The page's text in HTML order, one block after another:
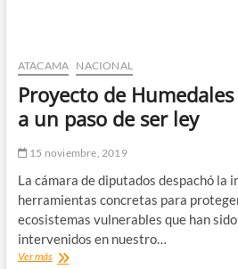
postular
a
los
Beneficios
Estudiantiles
la
Educación
Superior
ATACAMA NACIONAL
Proyecto de
a un paso de ser ley
15 noviembre, 2019
La cámara de diputados despachó la
herramientas concretas para
ecosistemas vulnerables que han
intervenidos en nuestro…
Ver másProyecto